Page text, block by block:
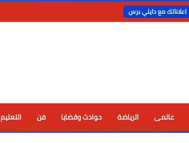
اعلاناتك مع دايلي برس
عالمى الرياضة حوادث وقضايا فن التعليم